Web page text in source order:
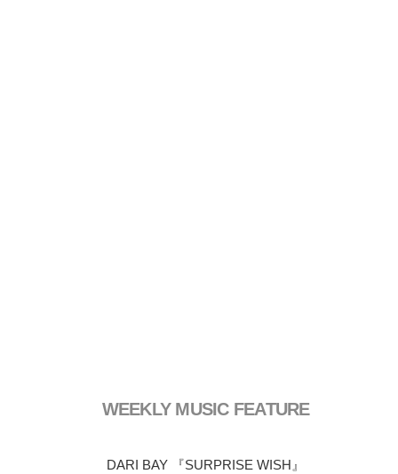
WEEKLY MUSIC FEATURE
DARI BAY 『SURPRISE WISH』